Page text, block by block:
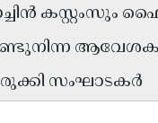
കസ്റ്റംസും
സംഘാടകർ